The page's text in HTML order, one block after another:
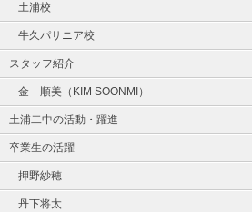
土浦校
牛久パサニア校
スタッフ紹介
金 順美（KIM SOONMI）
土浦二中の活動・躍進
卒業生の活躍
押野紗穂
丹下将太